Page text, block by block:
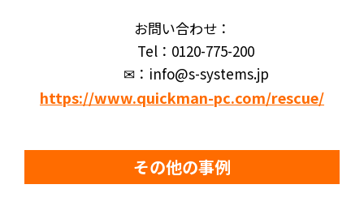
お問い合わせ：
Tel：0120-775-200
✉：info@s-systems.jp
https://www.quickman-pc.com/rescue/
その他の事例